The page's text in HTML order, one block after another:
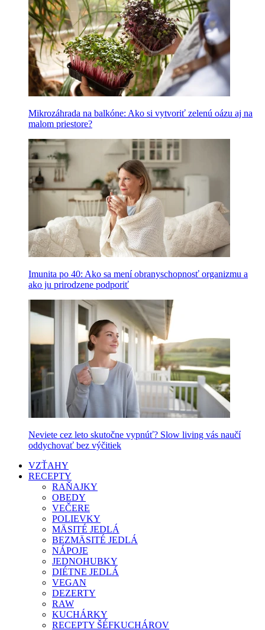
Mikrozáhrada na balkóne: Ako si vytvoriť zelenú oázu aj na
malom priestore?
Imunita po 40: Ako sa mení obranyschopnosť organizmu a
ako ju prirodzene podporiť
Neviete cez leto skutočne vypnúť? Slow living vás naučí
oddychovať bez výčitiek
VZŤAHY
RECEPTY
RAŇAJKY
OBEDY
VEČERE
POLIEVKY
MÄSITÉ JEDLÁ
BEZMÄSITÉ JEDLÁ
NÁPOJE
JEDNOHUBKY
DIÉTNE JEDLÁ
VEGAN
DEZERTY
RAW
KUCHÁRKY
RECEPTY ŠÉFKUCHÁROV